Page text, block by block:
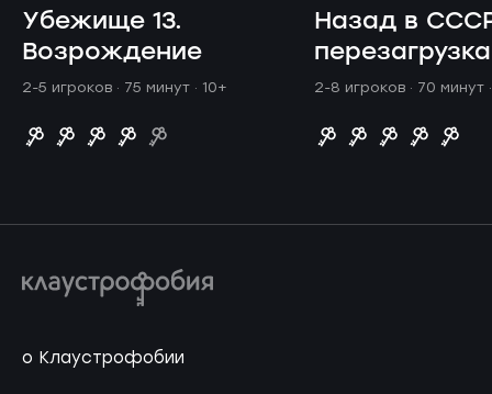
Убежище 13.
Возрождение
2-5 игроков · 75 минут · 10+
Назад в
перезагрузка
2-8 игроков · 70 минут
о Клаустрофобии